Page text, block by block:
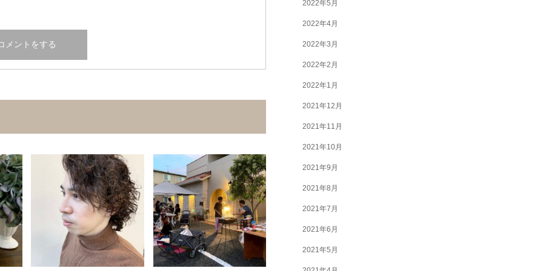
2022年5月
2022年4月
2022年3月
2022年2月
2022年1月
2021年12月
2021年11月
2021年10月
2021年9月
2021年8月
2021年7月
2021年6月
2021年5月